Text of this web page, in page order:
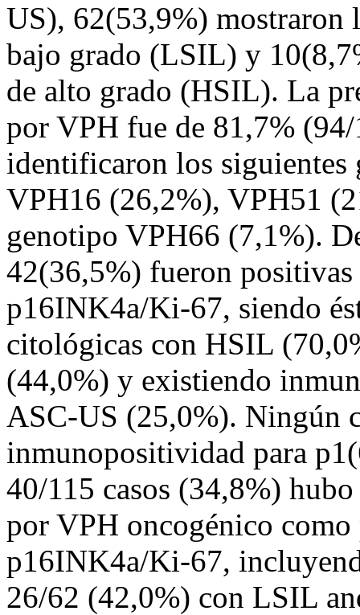
US), 62(53,9%) mostraron
bajo grado (LSIL) y
de alto grado (HSIL). La
por VPH fue de 81,7%
identificaron los siguientes
VPH16 (26,2%), VPH51
genotipo VPH66 (7,1%).
42(36,5%) fueron
p16INK4a/Ki-67, siendo
citológicas con HSIL
(44,0%) y existiendo
ASC-US (25,0%). Ningún
inmunopositividad para
40/115 casos (34,8%)
por VPH oncogénico
p16INK4a/Ki-67,
26/62 (42,0%) con LSIL